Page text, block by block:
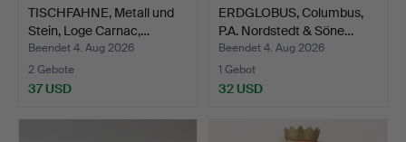
TISCHFAHNE, Metall und
Stein, Loge Carnac,…
Beendet 4. Aug 2026
2 Gebote
37 USD
ERDGLOBUS, Columbus,
P.A. Nordstedt & Söne…
Beendet 4. Aug 2026
1 Gebot
32 USD